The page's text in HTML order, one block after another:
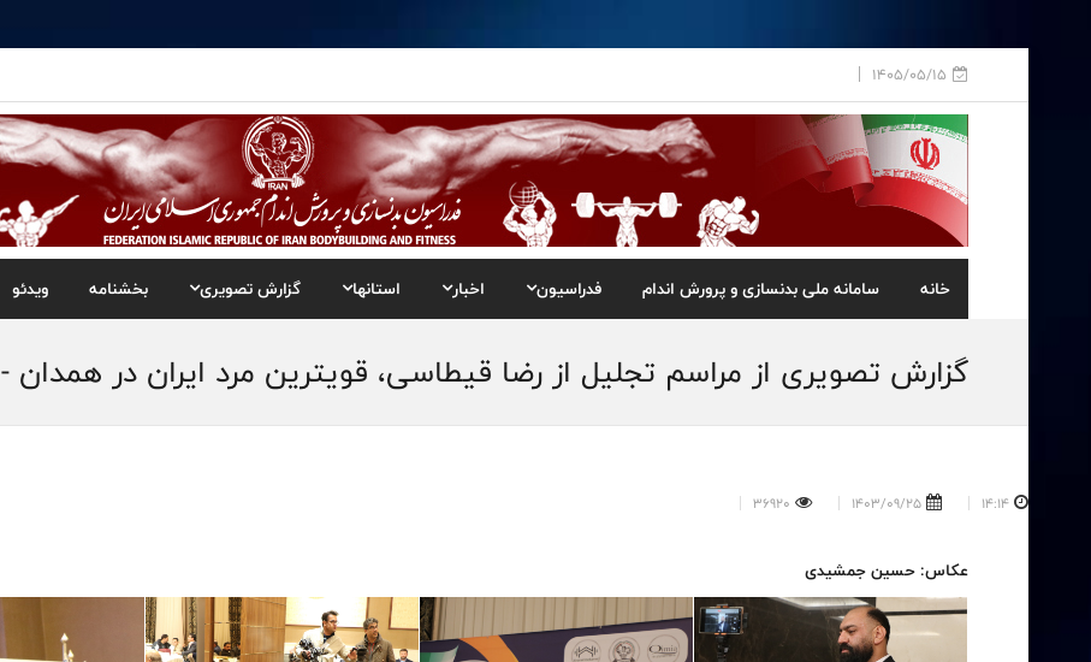
1405/05/15
خانه سامانه ملی بدنسازی و پرورش اندام فدراسیون اخبار استانها گزارش تصویری بخشنامه ویدئو
گزارش تصویری از مراسم تجلیل از رضا قیطاسی، قویترین مرد ایران در همدان - 24 آذر 1403
14:14
1403/09/25
36920
عکاس: حسین جمشیدی